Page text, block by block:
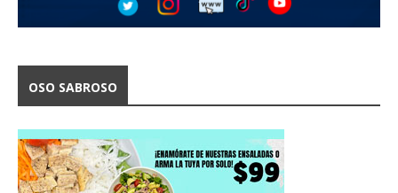
OSO SABROSO